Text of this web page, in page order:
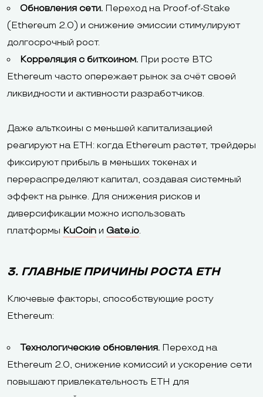
Обновления сети. Переход на Proof-of-Stake
(Ethereum 2.0) и снижение эмиссии стимулируют
долгосрочный рост.
Корреляция с биткоином. При росте BTC
Ethereum часто опережает рынок за счёт своей
ликвидности и активности разработчиков.
Даже альткоины с меньшей капитализацией
реагируют на ETH: когда Ethereum растет, трейдеры
фиксируют прибыль в меньших токенах и
перераспределяют капитал, создавая системный
эффект на рынке. Для снижения рисков и
диверсификации можно использовать
платформы KuCoin и Gate.io.
3. ГЛАВНЫЕ ПРИЧИНЫ РОСТА ETH
Ключевые факторы, способствующие росту
Ethereum:
Технологические обновления. Переход на
Ethereum 2.0, снижение комиссий и ускорение сети
повышают привлекательность ETH для